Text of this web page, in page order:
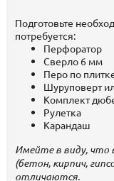
Подготовьте
потребуется:
Перфоратор
Сверло 6 мм
Перо по
Шуруповерт
Комплект
Рулетка
Карандаш
Имейте в виду, что
(бетон, кирпич,
отличаются.